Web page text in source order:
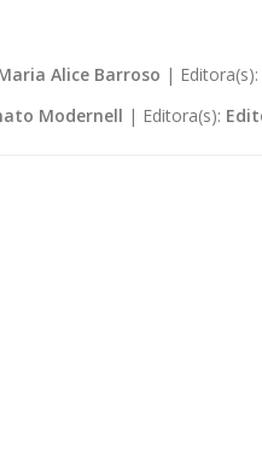
Alice Barroso | Editora(s):
Modernell | Editora(s):